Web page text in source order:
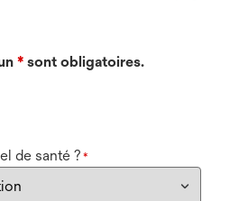
* sont obligatoires.
de santé ? *